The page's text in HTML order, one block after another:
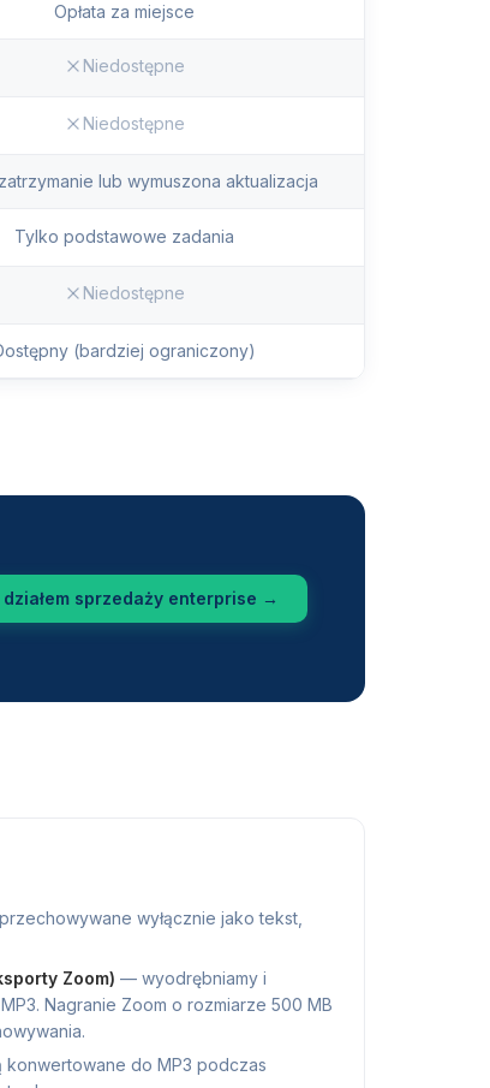
Opłata za miejsce
Niedostępne
Niedostępne
lub wymuszona aktualizacja
Tylko podstawowe zadania
Niedostępne
(bardziej ograniczony)
sprzedaży enterprise →
przechowywane wyłącznie jako tekst,
Zoom) — wyodrębniamy i
Nagranie Zoom o rozmiarze 500 MB
konwertowane do MP3 podczas